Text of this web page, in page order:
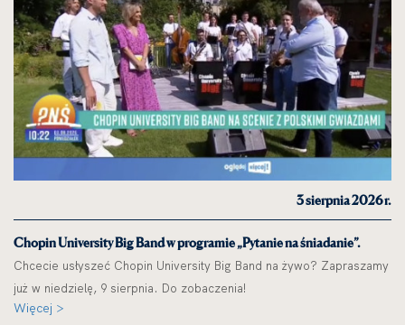
3 sierpnia 2026 r.
Chopin University Big Band w programie „Pytanie na śniadanie”.
Chcecie usłyszeć Chopin University Big Band na żywo? Zapraszamy
już w niedzielę, 9 sierpnia. Do zobaczenia!
Więcej >